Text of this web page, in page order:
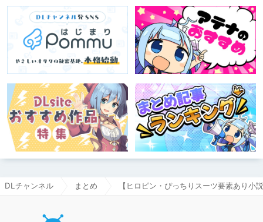
DLチャンネル まとめ 【ヒロピン・ぴっちりスーツ要素あり